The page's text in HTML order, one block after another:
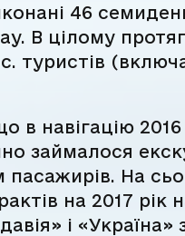
46
В цілому
туристів
в навігацію
займалося
пасажирів. На
на 2017 рік
і «Україна»